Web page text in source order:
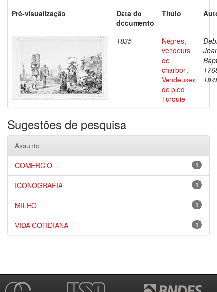
Pré-visualização
Data do
documento
Título
1835
Nègres,
vendeurs
de
charbon.
Vendeuses
de pled
Turquie
Sugestões de pesquisa
Assunto
1
COMÉRCIO
1
ICONOGRAFIA
1
MILHO
1
VIDA COTIDIANA